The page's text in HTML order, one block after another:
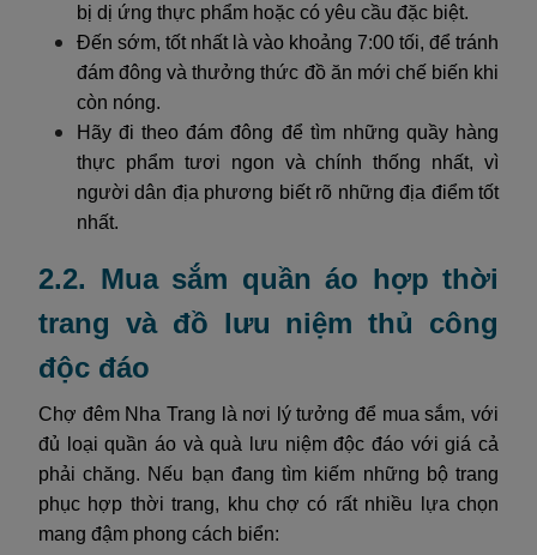
bị dị ứng thực phẩm hoặc có yêu cầu đặc biệt.
Đến sớm, tốt nhất là vào khoảng 7:00 tối, để tránh
đám đông và thưởng thức đồ ăn mới chế biến khi
còn nóng.
Hãy đi theo đám đông để tìm những quầy hàng
thực phẩm tươi ngon và chính thống nhất, vì
người dân địa phương biết rõ những địa điểm tốt
nhất.
2.2. Mua sắm quần áo hợp thời
trang và đồ lưu niệm thủ công
độc đáo
Chợ đêm Nha Trang là nơi lý tưởng để mua sắm, với
đủ loại quần áo và quà lưu niệm độc đáo với giá cả
phải chăng. Nếu bạn đang tìm kiếm những bộ trang
phục hợp thời trang, khu chợ có rất nhiều lựa chọn
mang đậm phong cách biển: